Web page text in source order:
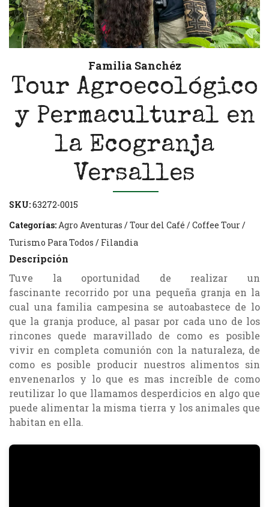
Familia Sanchéz
Tour Agroecológico
y Permacultural en
la Ecogranja
Versalles
SKU:63272-0015
Categorías: Agro Aventuras /Tour del Café / Coffee Tour/
Turismo Para Todos / Filandia
Descripción
Tuve la oportunidad de realizar un
fascinante recorrido por una pequeña granja en la
cual una familia campesina se autoabastece de lo
que la granja produce, al pasar por cada uno de los
rincones quede maravillado de como es posible
vivir en completa comunión con la naturaleza, de
como es posible producir nuestros alimentos sin
envenenarlos y lo que es mas increíble de como
reutilizar lo que llamamos desperdicios en algo que
puede alimentar la misma tierra y los animales que
habitan en ella.